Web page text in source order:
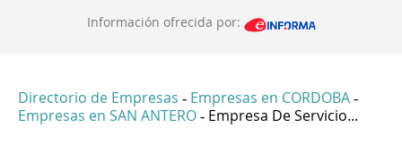
Información ofrecida por:
Directorio de Empresas - Empresas en CORDOBA -
Empresas en SAN ANTERO - Empresa De Servicio...